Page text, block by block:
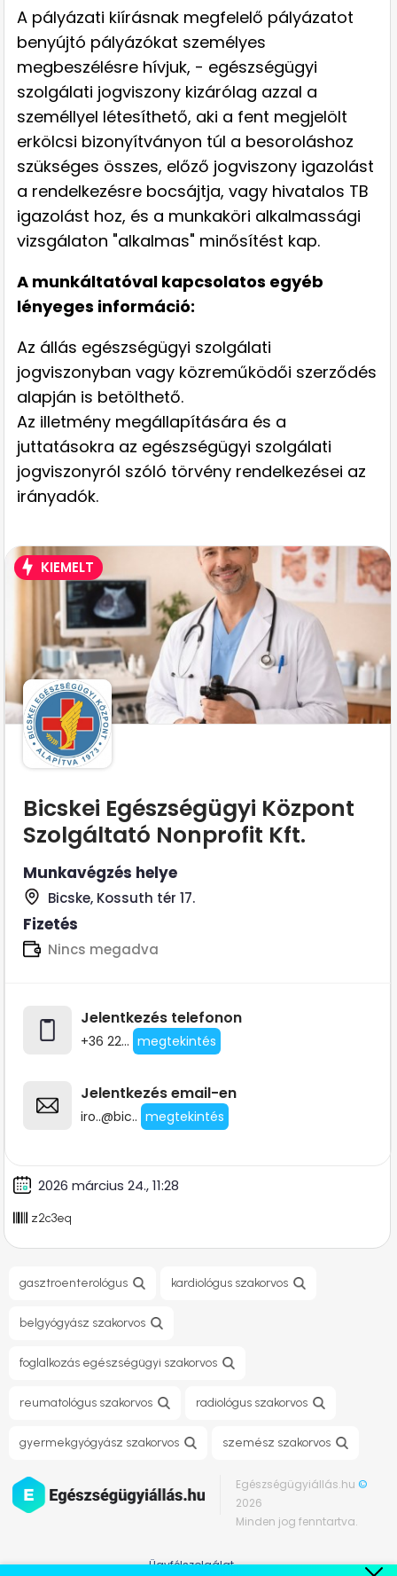
A pályázati kiírásnak megfelelő pályázatot
benyújtó pályázókat személyes
megbeszélésre hívjuk, - egészségügyi
szolgálati jogviszony kizárólag azzal a
személlyel létesíthető, aki a fent megjelölt
erkölcsi bizonyítványon túl a besoroláshoz
szükséges összes, előző jogviszony igazolást
a rendelkezésre bocsájtja, vagy hivatalos TB
igazolást hoz, és a munkaköri alkalmassági
vizsgálaton "alkalmas" minősítést kap.
A munkáltatóval kapcsolatos egyéb
lényeges információ:
Az állás egészségügyi szolgálati
jogviszonyban vagy közreműködői szerződés
alapján is betölthető.
Az illetmény megállapítására és a
juttatásokra az egészségügyi szolgálati
jogviszonyról szóló törvény rendelkezései az
irányadók.
KIEMELT
Bicskei Egészségügyi Központ
Szolgáltató Nonprofit Kft.
Munkavégzés helye
Bicske, Kossuth tér 17.
Fizetés
Nincs megadva
Jelentkezés telefonon
+36 22... megtekintés
Jelentkezés email-en
iro..@bic.. megtekintés
2026 március 24., 11:28
z2c3eq
gasztroenterológus kardiológus szakorvos
belgyógyász szakorvos
foglalkozás egészségügyi szakorvos
reumatológus szakorvos radiológus szakorvos
gyermekgyógyász szakorvos szemész szakorvos
Egészségügyiállás.hu©
2026
Minden jog fenntartva.
Ügyfélszolgálat